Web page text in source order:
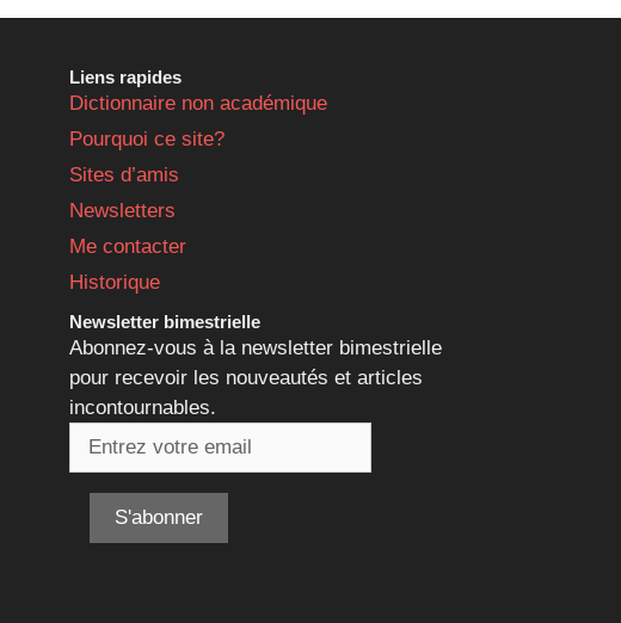
Liens rapides
Dictionnaire non académique
Pourquoi ce site?
Sites d’amis
Newsletters
Me contacter
Historique
Newsletter bimestrielle
Abonnez-vous à la newsletter bimestrielle
pour recevoir les nouveautés et articles
incontournables.